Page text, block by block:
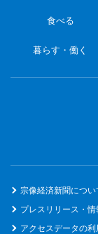
食べる
暮らす・働く
宗像経済新聞につい
プレスリリース・
アクセスデータの